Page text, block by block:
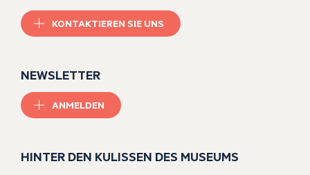
KONTAKTIEREN SIE UNS
NEWSLETTER
ANMELDEN
HINTER DEN KULISSEN DES MUSEUMS